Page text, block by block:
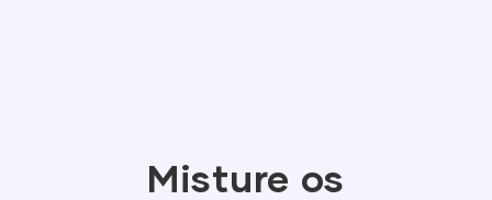
Misture os